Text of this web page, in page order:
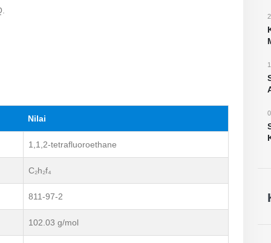
Nilai
1,1,2-tetrafluoroethane
C₂h₂f₄
811-97-2
102.03 g/mol